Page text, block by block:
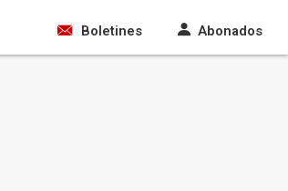
Boletines Abonados